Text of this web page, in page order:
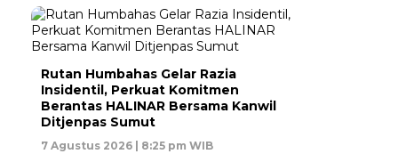
Rutan Humbahas Gelar Razia
Insidentil, Perkuat Komitmen
Berantas HALINAR Bersama Kanwil
Ditjenpas Sumut
7 Agustus 2026 | 8:25 pm WIB